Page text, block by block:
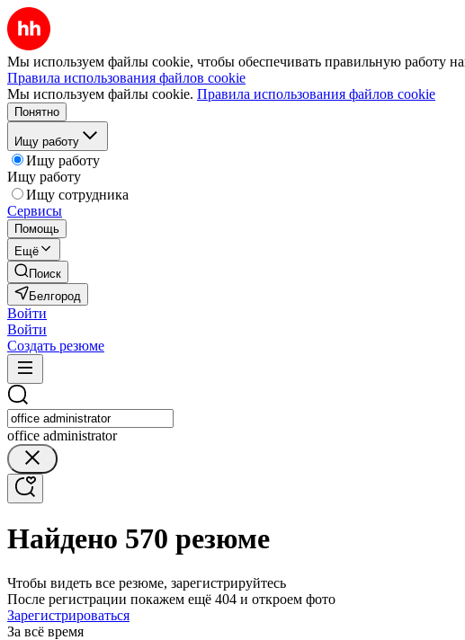
Мы используем файлы cookie, чтобы обеспечивать правильную работу
Правила использования файлов cookie
Мы используем файлы cookie. Правила использования файлов cookie
Понятно
Ищу работу
Ищу работу
Ищу работу
Ищу сотрудника
Сервисы
Помощь
Ещё
Поиск
Белгород
Войти
Войти
Создать резюме
office administrator
Найдено 570 резюме
Чтобы видеть все резюме, зарегистрируйтесь
После регистрации покажем ещё 404 и откроем фото
Зарегистрироваться
За всё время